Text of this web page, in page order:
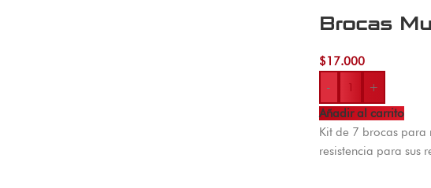
Brocas
$17.000
-
+
Añadir al carrito
Kit de 7 brocas para
resistencia para sus